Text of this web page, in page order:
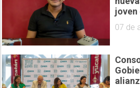
joven
07 de